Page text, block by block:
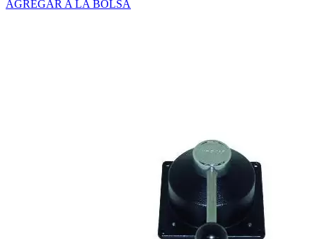
AGREGAR A LA BOLSA